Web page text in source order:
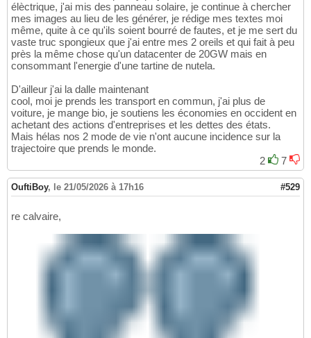
élèctrique, j'ai mis des panneau solaire, je continue à chercher
mes images au lieu de les générer, je rédige mes textes moi
même, quite à ce qu'ils soient bourré de fautes, et je me sert du
vaste truc spongieux que j'ai entre mes 2 oreils et qui fait à peu
près la même chose qu'un datacenter de 20GW mais en
consommant l'energie d'une tartine de nutela.
D'ailleur j'ai la dalle maintenant
cool, moi je prends les transport en commun, j'ai plus de
voiture, je mange bio, je soutiens les économies en occident en
achetant des actions d'entreprises et les dettes des états.
Mais hélas nos 2 mode de vie n'ont aucune incidence sur la
trajectoire que prends le monde.
2
7
OuftiBoy, le 21/05/2026 à 17h16 #529
re calvaire,